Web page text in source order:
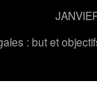
: but et